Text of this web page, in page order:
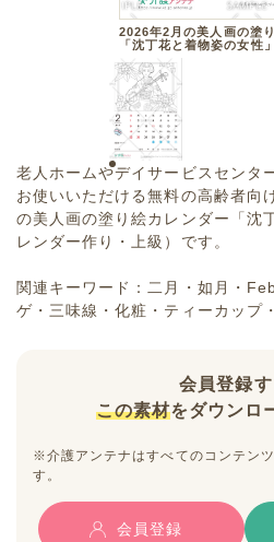
2026年2月の美人画の塗
「沈丁花と着物姿の女性
老人ホームやデイサービスセンタ
お使いいただける無料の高齢者向
の美人画の塗り絵カレンダー「沈
レンダー作り・上級）です。
関連キーワード：二月・如月・
ゲ・三味線・化粧・ティーカップ
会員登録す
この素材をダウンロ
※介護アンテナはすべてのコンテン
す。
会員登録